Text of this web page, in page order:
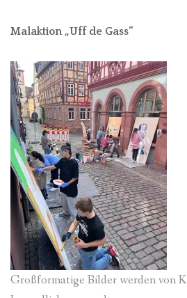
Malaktion „Uff de Gass“
Großformatige Bilder werden von